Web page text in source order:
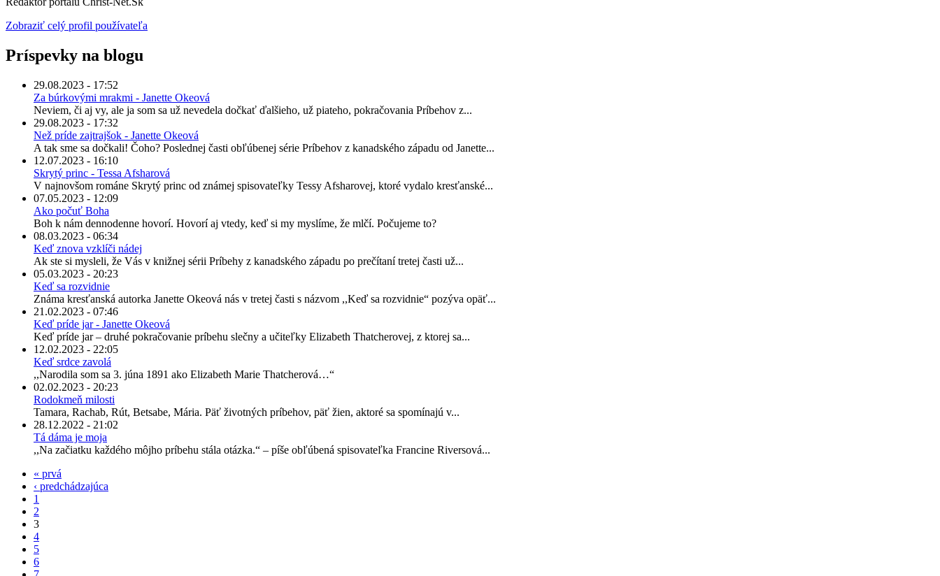
Zobraziť celý profil používateľa
Príspevky na blogu
29.08.2023 - 17:52
Za búrkovými mrakmi - Janette Okeová
Neviem, či aj vy, ale ja som sa už nevedela dočkať ďalšieho, už piateho, pokračovania Príbehov z...
29.08.2023 - 17:32
Než príde zajtrajšok - Janette Okeová
A tak sme sa dočkali! Čoho? Poslednej časti obľúbenej série Príbehov z kanadského západu od Janette...
12.07.2023 - 16:10
Skrytý princ - Tessa Afsharová
V najnovšom románe Skrytý princ od známej spisovateľky Tessy Afsharovej, ktoré vydalo kresťanské...
07.05.2023 - 12:09
Ako počuť Boha
Boh k nám dennodenne hovorí. Hovorí aj vtedy, keď si my myslíme, že mlčí. Počujeme to?
08.03.2023 - 06:34
Keď znova vzklíči nádej
Ak ste si mysleli, že Vás v knižnej sérii Príbehy z kanadského západu po prečítaní tretej časti už...
05.03.2023 - 20:23
Keď sa rozvidnie
Známa kresťanská autorka Janette Okeová nás v tretej časti s názvom ,,Keď sa rozvidnie“ pozýva opäť...
21.02.2023 - 07:46
Keď príde jar - Janette Okeová
Keď príde jar – druhé pokračovanie príbehu slečny a učiteľky Elizabeth Thatcherovej, z ktorej sa...
12.02.2023 - 22:05
Keď srdce zavolá
,,Narodila som sa 3. júna 1891 ako Elizabeth Marie Thatcherová…“
02.02.2023 - 20:23
Rodokmeň milosti
Tamara, Rachab, Rút, Betsabe, Mária. Päť životných príbehov, päť žien, aktoré sa spomínajú v...
28.12.2022 - 21:02
Tá dáma je moja
,,Na začiatku každého môjho príbehu stála otázka.“ – píše obľúbená spisovateľka Francine Riversová...
« prvá
‹ predchádzajúca
1
2
3
4
5
6